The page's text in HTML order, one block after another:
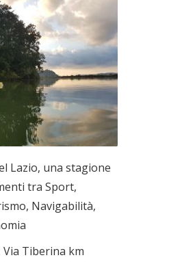
Lazio, una stagione
tra Sport,
Navigabilità,
Via Tiberina km